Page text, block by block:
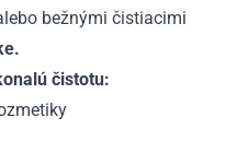
bežnými čistiacimi
čistotu: